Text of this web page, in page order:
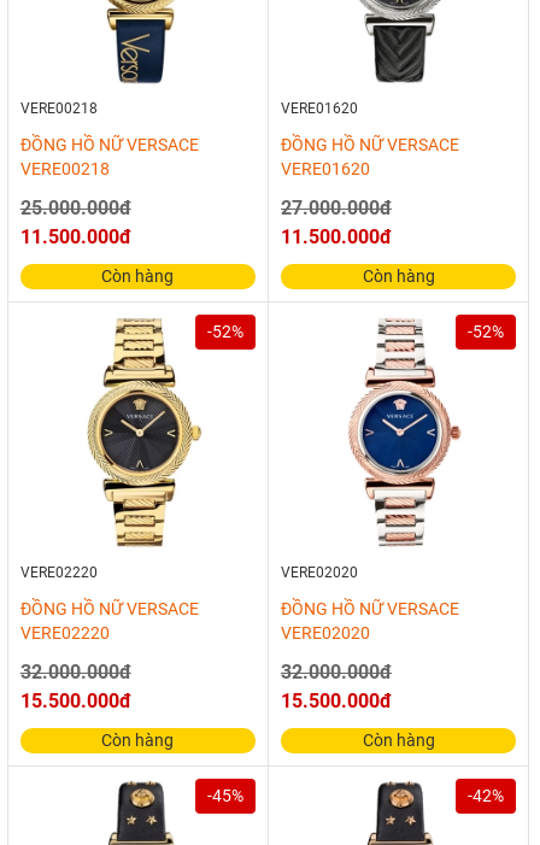
VERE00218
ĐỒNG HỒ NỮ VERSACE
VERE00218
25.000.000đ
11.500.000đ
Còn hàng
VERE01620
ĐỒNG HỒ NỮ VERSACE
VERE01620
27.000.000đ
11.500.000đ
Còn hàng
-52%
VERE02220
ĐỒNG HỒ NỮ VERSACE
VERE02220
32.000.000đ
15.500.000đ
Còn hàng
-52%
VERE02020
ĐỒNG HỒ NỮ VERSACE
VERE02020
32.000.000đ
15.500.000đ
Còn hàng
-45% -42%